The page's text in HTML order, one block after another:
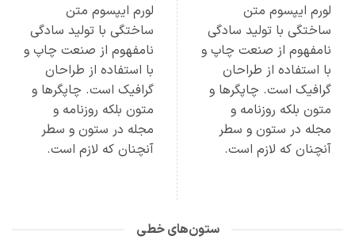
لورم ایپسوم متن
ساختگی با تولید سادگی
نامفهوم از صنعت چاپ و
با استفاده از طراحان
گرافیک است. چاپگرها و
متون بلکه روزنامه و
مجله در ستون و سطر
آنچنان که لازم است.
لورم ایپسوم متن
ساختگی با تولید سادگی
نامفهوم از صنعت چاپ و
با استفاده از طراحان
گرافیک است. چاپگرها و
متون بلکه روزنامه و
مجله در ستون و سطر
آنچنان که لازم است.
ستون‌های خطی